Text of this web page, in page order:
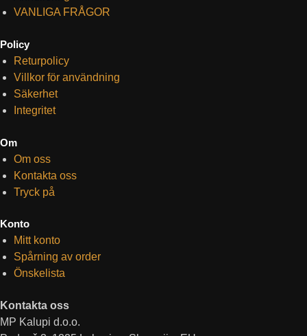
VANLIGA FRÅGOR
Policy
Returpolicy
Villkor för användning
Säkerhet
Integritet
Om
Om oss
Kontakta oss
Tryck på
Konto
Mitt konto
Spårning av order
Önskelista
Kontakta oss
MP Kalupi d.o.o.